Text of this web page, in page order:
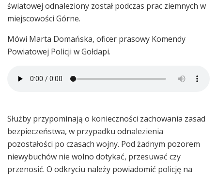
światowej odnaleziony został podczas prac ziemnych w
miejscowości Górne.
Mówi Marta Domańska, oficer prasowy Komendy
Powiatowej Policji w Gołdapi.
Służby przypominają o konieczności zachowania zasad
bezpieczeństwa, w przypadku odnalezienia
pozostałości po czasach wojny. Pod żadnym pozorem
niewybuchów nie wolno dotykać, przesuwać czy
przenosić. O odkryciu należy powiadomić policję na